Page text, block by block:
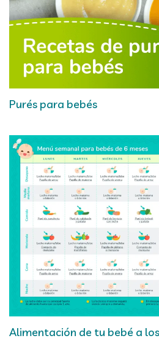
Purés para bebés
Alimentación de tu bebé a